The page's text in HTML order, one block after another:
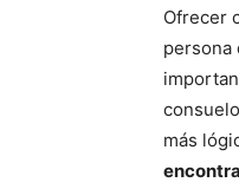
Ofrecer
persona
más